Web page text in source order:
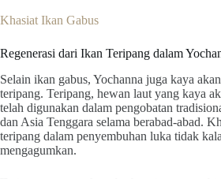
Khasiat Ikan Gabus
Regenerasi dari Ikan Teripang dalam
Selain ikan gabus, Yochanna juga kaya
teripang. Teripang, hewan laut yang kaya
telah digunakan dalam pengobatan
dan Asia Tenggara selama berabad-abad.
teripang dalam penyembuhan luka tidak
mengagumkan.